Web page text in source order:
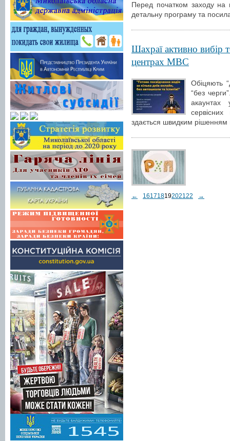
Перед початком заходу на
детальну програму та
Шахраї активно вибір
центрах МВС
Обіцяють
“без
акаунтах
здається швидким рішенням
← 16171819202122 →